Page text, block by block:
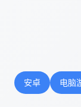
安卓 电脑